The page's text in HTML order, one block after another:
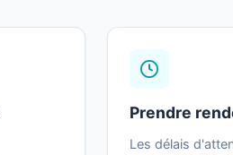
Prendre
Les délais